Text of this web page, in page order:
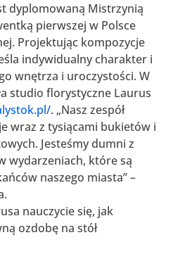
dyplomowaną Mistrzynią
pierwszej w Polsce
Projektując kompozycje
indywidualny charakter i
wnętrza i uroczystości. W
studio florystyczne Laurus
. „Nasz zespół
wraz z tysiącami bukietów i
Jesteśmy dumni z
wydarzeniach, które są
naszego miasta” –
nauczycie się, jak
ozdobę na stół